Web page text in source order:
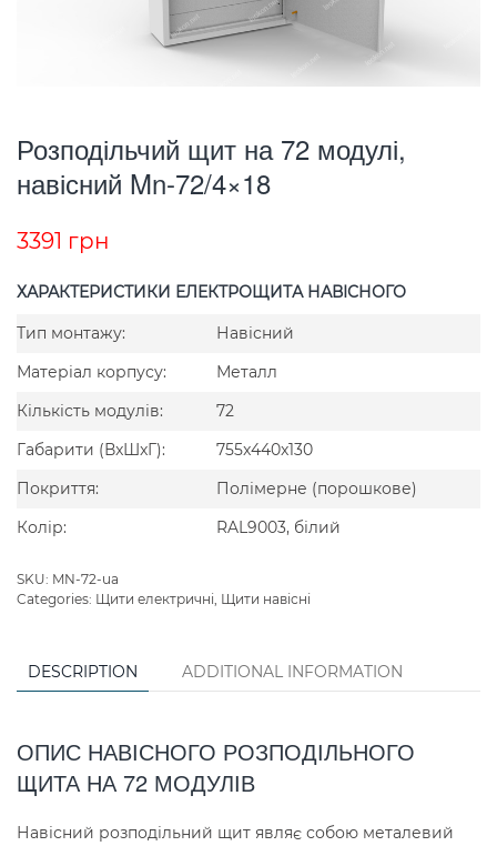
Розподільчий щит на 72 модулі,
навісний Mn-72/4×18
3391 грн
ХАРАКТЕРИСТИКИ ЕЛЕКТРОЩИТА НАВІСНОГО
Тип монтажу:
Навісний
Матеріал корпусу:
Металл
Кількість модулів:
72
Габарити (ВxШxГ):
755x440x130
Покриття:
Полімерне (порошкове)
Колір:
RAL9003, білий
SKU: MN-72-ua
Categories: Щити електричні Щити навісні
DESCRIPTION ADDITIONAL INFORMATION
ОПИС НАВІСНОГО РОЗПОДІЛЬНОГО
ЩИТА НА 72 МОДУЛІВ
Навісний розподільний щит являє собою металевий